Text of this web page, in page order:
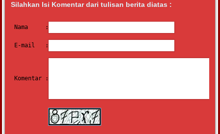
Silahkan Isi Komentar dari tulisan berita diatas :
Nama     :
E-mail   :
Komentar :